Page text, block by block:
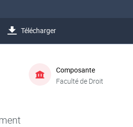
Télécharger
Composante
Faculté de Droit